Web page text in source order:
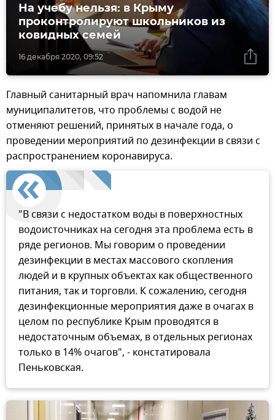
16 декабря 2020, 09:52
На учебу нельзя: в Крыму
проконтролируют школьников из
ковидных семей
Главный санитарный врач напомнила главам
муниципалитетов, что проблемы с водой не
отменяют решений, принятых в начале года, о
проведении мероприятий по дезинфекции в связи с
распространением коронавируса.
"В связи с недостатком воды в поверхностных
водоисточниках на сегодня эта проблема есть в
ряде регионов. Мы говорим о проведении
дезинфекции в местах массового скопления
людей и в крупных объектах как общественного
питания, так и торговли. К сожалению, сегодня
дезинфекционные мероприятия даже в очагах в
целом по республике Крым проводятся в
недостаточным объемах, в отдельных регионах
только в 14% очагов", - констатировала
Пеньковская.